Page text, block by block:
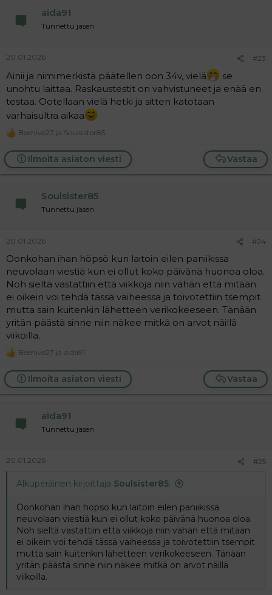
aida91
Tunnettu jäsen
20.01.2026 #23
Ainii ja nimimerkistä päätellen oon 34v, vielä
se
unohtu laittaa. Raskaustestit on vahvistuneet ja enää en
testaa. Ootellaan vielä hetki ja sitten katotaan
varhaisultra aikaa
R
a
c
t
Beehive27 ja Soulsister85
Vastaa
Ilmoita asiaton viesti
Soulsister85
Tunnettu jäsen
20.01.2026 #24
Oonkohan ihan höpsö kun laitoin eilen paniikissa
neuvolaan viestiä kun ei ollut koko päivänä huonoa oloa.
Noh sieltä vastattiin että viikkoja niin vähän että mitään
ei oikein voi tehdä tässä vaiheessa ja toivotettiin tsempit
mutta sain kuitenkin lähetteen verikokeeseen. Tänään
yritän päästä sinne niin näkee mitkä on arvot näillä
viikoilla.
R
a
c
t
Beehive27 ja aida91
Vastaa
Ilmoita asiaton viesti
aida91
Tunnettu jäsen
20.01.2026 #25
Alkuperäinen kirjoittaja Soulsister85:
Oonkohan ihan höpsö kun laitoin eilen paniikissa
neuvolaan viestiä kun ei ollut koko päivänä huonoa oloa.
Noh sieltä vastattiin että viikkoja niin vähän että mitään
ei oikein voi tehdä tässä vaiheessa ja toivotettiin tsempit
mutta sain kuitenkin lähetteen verikokeeseen. Tänään
yritän päästä sinne niin näkee mitkä on arvot näillä
viikoilla.